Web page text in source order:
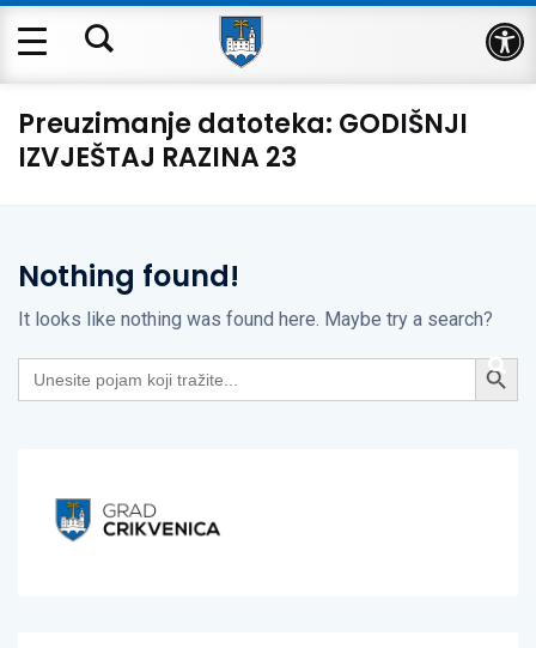
Preuzimanje datoteka: GODIŠNJI
IZVJEŠTAJ RAZINA 23
Nothing found!
It looks like nothing was found here. Maybe try a search?
Search
for:
Search Button